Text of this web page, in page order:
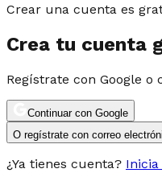
Crear una cuenta es
Crea tu cuenta
Regístrate con Google
Continuar con Google
O regístrate con correo
¿Ya tienes cuenta? Inicia